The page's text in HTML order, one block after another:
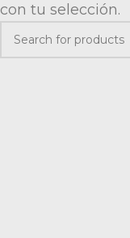
con tu selección.